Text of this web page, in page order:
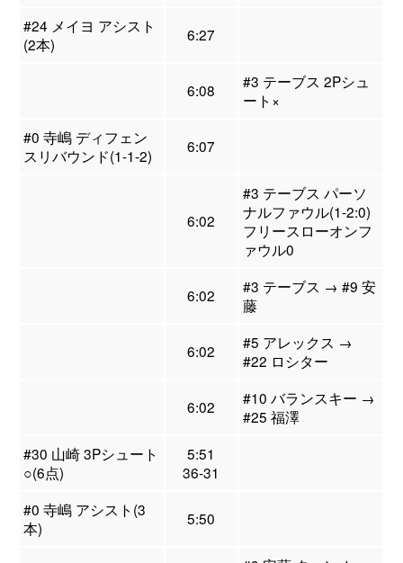
#24 メイヨ アシスト
(2本)
6:27
6:08
#3 テーブス 2Pシュ
ート×
#0 寺嶋 ディフェン
スリバウンド(1-1-2)
6:07
6:02
#3 テーブス パーソ
ナルファウル(1-2:0)
フリースローオンフ
ァウル0
6:02
#3 テーブス → #9 安
藤
6:02
#5 アレックス →
#22 ロシター
6:02
#10 バランスキー →
#25 福澤
#30 山崎 3Pシュート
○(6点)
5:51
36-31
#0 寺嶋 アシスト(3
本)
5:50